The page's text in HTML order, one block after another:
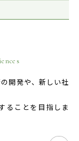
開発や、新しい社
ることを目指しま